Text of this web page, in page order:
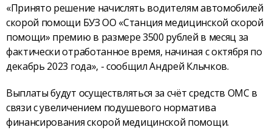
«Принято решение начислять водителям автомобилей
скорой помощи БУЗ ОО «Станция медицинской скорой
помощи» премию в размере 3500 рублей в месяц за
фактически отработанное время, начиная с октября по
декабрь 2023 года», - сообщил Андрей Клычков.
Выплаты будут осуществляться за счёт средств ОМС в
связи с увеличением подушевого норматива
финансирования скорой медицинской помощи.